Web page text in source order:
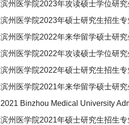
滨州医学院2023年攻读硕士学位研
滨州医学院2023年硕士研究生招生
滨州医学院2022年来华留学硕士研
滨州医学院2022年攻读硕士学位研
滨州医学院2022年硕士研究生招生
滨州医学院2021年来华留学硕士研
2021 Binzhou Medical University
滨州医学院2021年硕士研究生招生